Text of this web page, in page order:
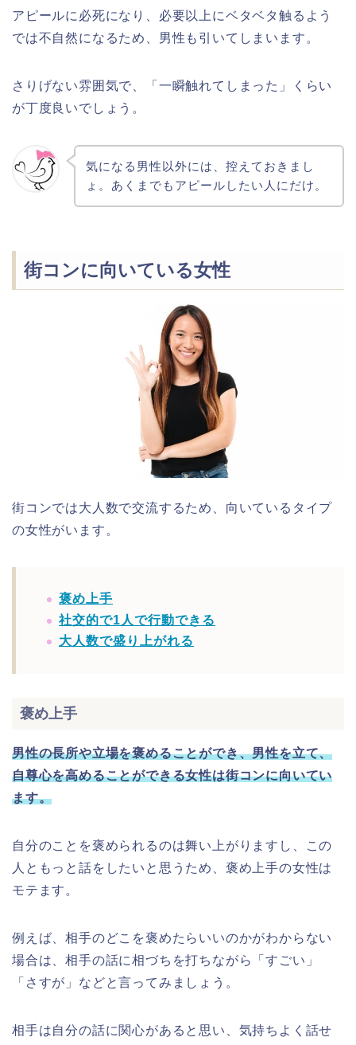
アピールに必死になり、必要以上にベタベタ触るよう
では不自然になるため、男性も引いてしまいます。
さりげない雰囲気で、「一瞬触れてしまった」くらい
が丁度良いでしょう。
気になる男性以外には、控えておきまし
ょ。あくまでもアピールしたい人にだけ。
街コンに向いている女性
街コンでは大人数で交流するため、向いているタイプ
の女性がいます。
褒め上手
社交的で1人で行動できる
大人数で盛り上がれる
褒め上手
男性の長所や立場を褒めることができ、男性を立て、
自尊心を高めることができる女性は街コンに向いてい
ます。
自分のことを褒められるのは舞い上がりますし、この
人ともっと話をしたいと思うため、褒め上手の女性は
モテます。
例えば、相手のどこを褒めたらいいのかがわからない
場合は、相手の話に相づちを打ちながら「すごい」
「さすが」などと言ってみましょう。
相手は自分の話に関心があると思い、気持ちよく話せ